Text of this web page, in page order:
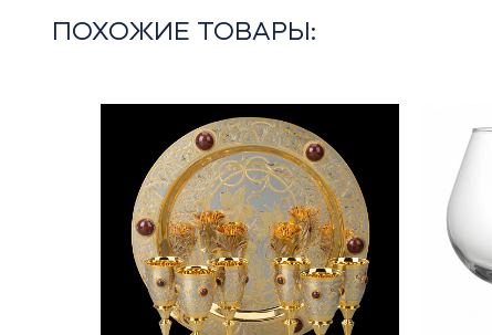
ПОХОЖИЕ ТОВАРЫ: